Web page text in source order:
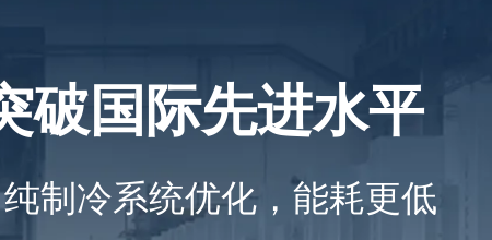
破国际先进水平
制冷系统优化，能耗更低